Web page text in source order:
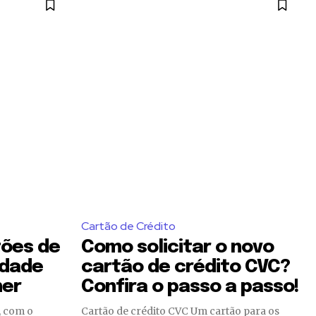
Privacy Policy.
manual_count_twitch=”11243″
primary-font_global”
de
Cartão de Crédito
Como solicitar o novo
cartão de crédito CVC?
Confira o passo a passo!
Cartão de crédito CVC Um cartão para os